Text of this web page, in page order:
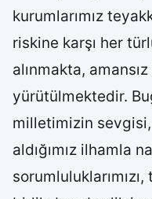
kurumlarımız
riskine karşı her
alınmakta,
yürütülmektedir.
milletimizin
aldığımız ilhamla